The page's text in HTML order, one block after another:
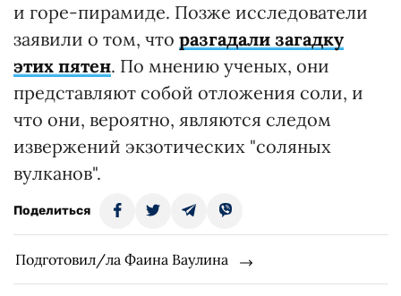
и горе-пирамиде. Позже исследователи
заявили о том, что разгадали загадку
этих пятен. По мнению ученых, они
представляют собой отложения соли, и
что они, вероятно, являются следом
извержений экзотических "соляных
вулканов".
Поделиться
Подготовил/ла Фаина Ваулина